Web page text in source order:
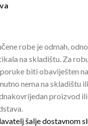
robe je odmah,
na skladištu. Za
biti obaviješten
nema na skladištu
proizvod
šalje dostavnom